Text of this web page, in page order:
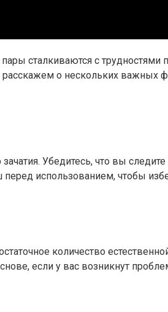
сталкиваются с
о нескольких важных
Убедитесь, что вы
использованием, чтобы
количество
если у вас возникнут